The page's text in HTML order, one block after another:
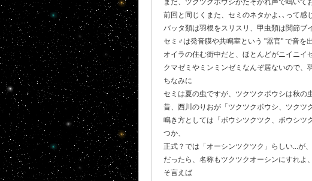
まだ、ツクツクボウシがたそがれ声で鳴いて
前回と同じくまた、セミのネタかよ､､って感
バッタ類は羽根をスリスリ、甲虫類は関節ブ
セミ♂は発音膜や共鳴室という "器官" で音を
オイラの住む街中だと、ほとんどがニイニイ
クマゼミやミンミンゼミなんぞ居ないので、
ちなみに
セミは夏の虫ですが、ツクツクボウシは秋の
昔、西川のりおが「ツクツクボウシ、ツクツ
鳴き方としては「ボウシツクツク、ボウシツ
つか、
正式？では「オーシンツクツク」らしい...が
だったら、名称もツクツクオーシンにすれよ
そ言えば